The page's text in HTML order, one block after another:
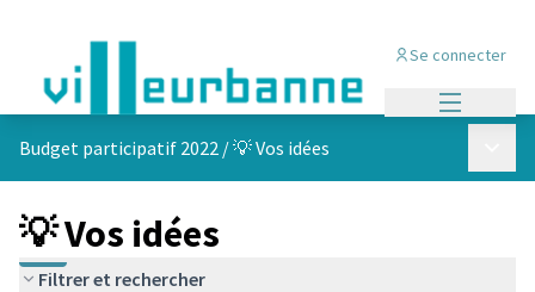
Se connecter
Budget participatif 2022 /💡 Vos idées
💡 Vos idées
Filtrer et rechercher